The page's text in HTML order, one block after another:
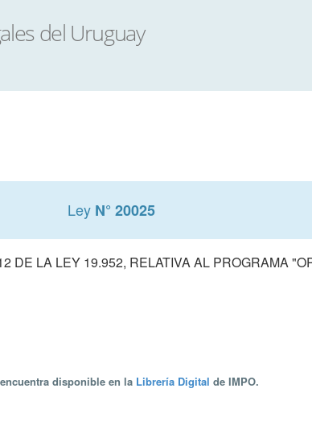
Ley N° 20025
DE LA LEY 19.952, RELATIVA AL PROGRAMA
disponible en la Librería Digital de IMPO.